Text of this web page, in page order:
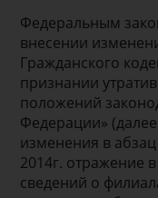
Федеральным
внесении
Гражданского
признании
положений
Федерации»
изменения в
2014г. отражение
сведений о